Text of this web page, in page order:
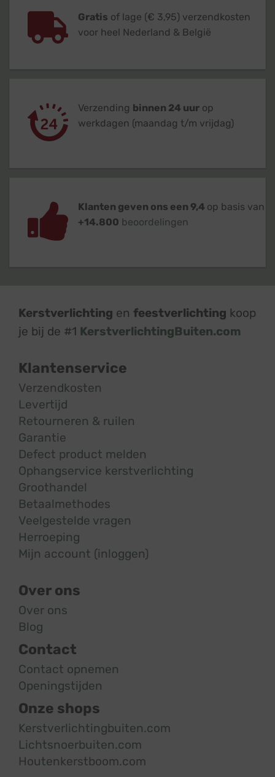
Gratis of lage (€ 3,95) verzendkosten
voor heel Nederland & België
Verzending binnen 24 uur op
werkdagen (maandag t/m vrijdag)
Klanten geven ons een 9,4 op basis van
+14.800 beoordelingen
Kerstverlichting en feestverlichting koop
je bij de #1 KerstverlichtingBuiten.com
Klantenservice
Verzendkosten
Levertijd
Retourneren & ruilen
Garantie
Defect product melden
Ophangservice kerstverlichting
Groothandel
Betaalmethodes
Veelgestelde vragen
Herroeping
Mijn account (inloggen)
Over ons
Over ons
Blog
Contact
Contact opnemen
Openingstijden
Onze shops
Kerstverlichtingbuiten.com
Lichtsnoerbuiten.com
Houtenkerstboom.com